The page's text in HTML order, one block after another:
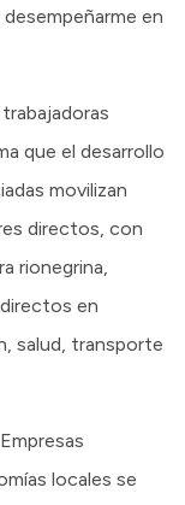
en
que el desarrollo
movilizan
directos, con
rionegrina,
en
salud, transporte
locales se